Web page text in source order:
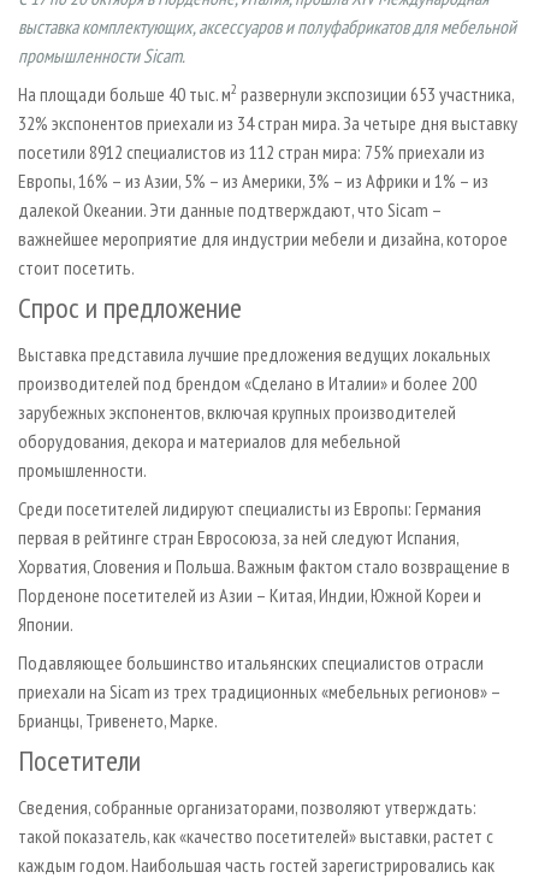
СУШКА ДРЕВЕСИНЫ
ПРОИЗВОДСТВО ДРЕВЕСНЫХ ПЛИТ
ДЕРЕВЯННОЕ ДОМОСТРОЕНИЕ
ПРОИЗВОДСТВО МЕБЕЛИ
БИОЭНЕРГЕТИКА
ЦБП
ИНСТРУМЕНТ И МАТЕРИАЛЫ
ПЕРСОНЫ
МОБИЛЬНЫЕ ВЫСТАВКИ
ОФИЦИАЛЬНЫЕ ДЕЛЕГАЦИИ
ПРИОРИТЕТНЫЕ ИНВЕСТПРОЕКТЫ
RUSSIAN FORESTRY REVIEW
ГАЗЕТА ЛЕСПРОМФОРУМ
БИБЛИОТЕКА СПЕЦИАЛИСТА
КОНТАКТЫ
РЕКЛАМА
РЕКЛАМА НА САЙТЕ
выставка комплектующих, аксессуаров и полуфабрикатов для мебельной
промышленности Sicam.
На площади больше 40 тыс. м2 развернули экспозиции 653 участника,
32% экспонентов приехали из 34 стран мира. За четыре дня выставку
посетили 8912 специалистов из 112 стран мира: 75% приехали из
Европы, 16% – из Азии, 5% – из Америки, 3% – из Африки и 1% – из
далекой Океании. Эти данные подтверждают, что Sicam –
важнейшее мероприятие для индустрии мебели и дизайна, которое
стоит посетить.
Спрос и предложение
Выставка представила лучшие предложения ведущих локальных
производителей под брендом «Сделано в Италии» и более 200
зарубежных экспонентов, включая крупных производителей
оборудования, декора и материалов для мебельной
промышленности.
Среди посетителей лидируют специалисты из Европы: Германия
первая в рейтинге стран Евросоюза, за ней следуют Испания,
Хорватия, Словения и Польша. Важным фактом стало возвращение в
Порденоне посетителей из Азии – Китая, Индии, Южной Кореи и
Японии.
Подавляющее большинство итальянских специалистов отрасли
приехали на Sicam из трех традиционных «мебельных регионов» –
Брианцы, Тривенето, Марке.
Посетители
Сведения, собранные организаторами, позволяют утверждать:
такой показатель, как «качество посетителей» выставки, растет с
каждым годом. Наибольшая часть гостей зарегистрировались как